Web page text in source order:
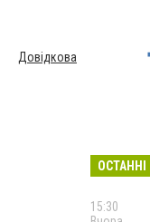
Довідкова
15:30